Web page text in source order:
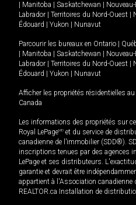
Manitoba Saskatchewan
Labrador
Territoires du Nord-Ouest
Édouard
Yukon Nunavut
Parcourir les bureaux en Ontario
Manitoba Saskatchewan
Labrador
Territoires du Nord-Ouest
Édouard
Yukon Nunavut
Afficher les propriétés résidentielles au
Canada
Les informations des propriétés sur
Royal LePageMD et du service de
canadienne de l’immobilier (SDD®).
inscriptions tenues par des agences
LePage et ses distributeurs.
garantie et devrait être
appartient à l'Association canadienne
REALTOR.ca Installation de